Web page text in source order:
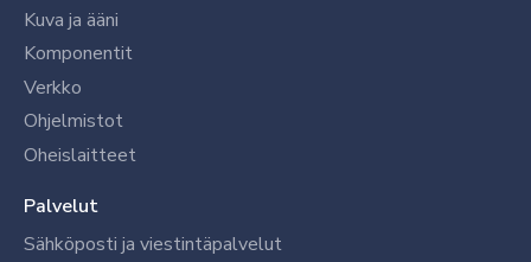
Kuva ja ääni
Komponentit
Verkko
Ohjelmistot
Oheislaitteet
Palvelut
Sähköposti ja viestintäpalvelut